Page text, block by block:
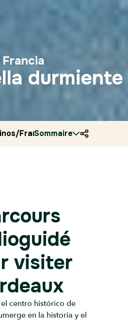
durmiente
/Francia/Ryocity/Bordeaux
Sommaire
visiter
centro histórico de
en la historia y el